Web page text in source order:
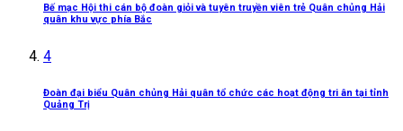
Bế mạc Hội thi cán bộ đoàn giỏi và tuyên truyền viên trẻ Quân chủng Hải
quân khu vực phía Bắc
4
Đoàn đại biểu Quân chủng Hải quân tổ chức các hoạt động tri ân tại tỉnh
Quảng Trị